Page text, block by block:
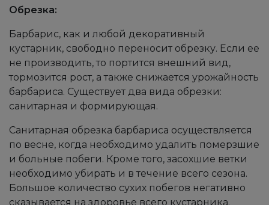
Обрезка:
Барбарис, как и любой декоративный
кустарник, свободно переносит обрезку. Если ее
не производить, то портится внешний вид,
тормозится рост, а также снижается урожайность
барбариса. Существует два вида обрезки:
санитарная и формирующая.
Санитарная обрезка барбариса осуществляется
по весне, когда необходимо удалить померзшие
и больные побеги. Кроме того, засохшие ветки
необходимо убирать и в течение всего сезона.
Большое количество сухих побегов негативно
сказывается на здоровье всего кустарника.